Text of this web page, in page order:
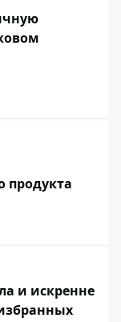
продукта
и искренне